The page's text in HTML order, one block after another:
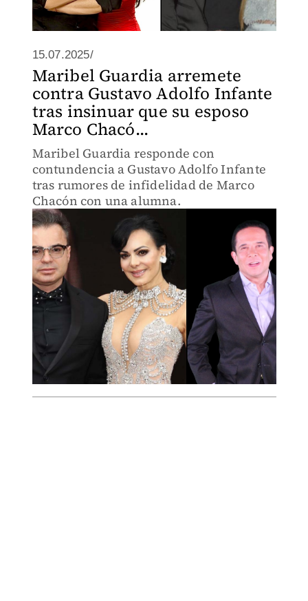
15.07.2025/
Maribel Guardia arremete
contra Gustavo Adolfo Infante
tras insinuar que su esposo
Marco Chacó...
Maribel Guardia responde con
contundencia a Gustavo Adolfo Infante
tras rumores de infidelidad de Marco
Chacón con una alumna.